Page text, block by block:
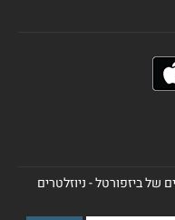
של ביזפורטל - ניוזלטרים